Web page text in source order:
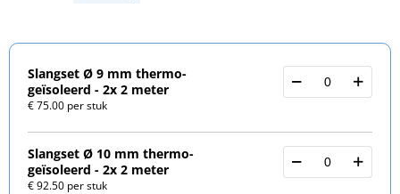
Slangset Ø 9 mm thermo-
geïsoleerd - 2x 2 meter
€ 75.00 per stuk
Slangset Ø 10 mm thermo-
geïsoleerd - 2x 2 meter
€ 92.50 per stuk